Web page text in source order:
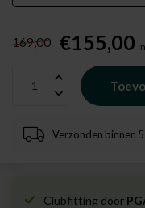
169,00 €155,00
Verzonden binnen
Clubfitting door